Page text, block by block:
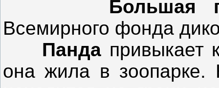
Большая
Всемирного фонда
Панда привыкает
она жила в зоопарке.